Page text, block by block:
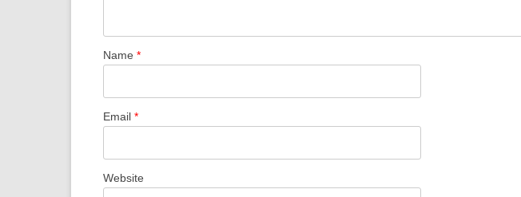
Name *
Email *
Website